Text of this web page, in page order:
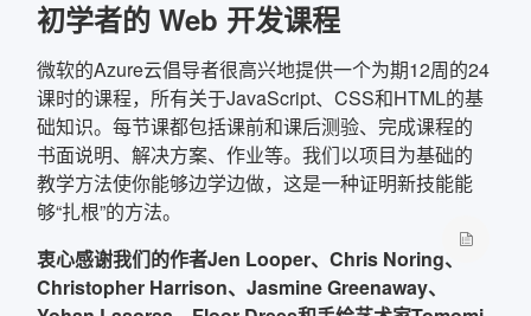
初学者的 Web 开发课程
微软的Azure云倡导者很高兴地提供一个为期12周的24
课时的课程，所有关于JavaScript、CSS和HTML的基
础知识。每节课都包括课前和课后测验、完成课程的
书面说明、解决方案、作业等。我们以项目为基础的
教学方法使你能够边学边做，这是一种证明新技能能
够“扎根”的方法。
衷心感谢我们的作者Jen Looper、Chris Noring、
Christopher Harrison、Jasmine Greenaway、